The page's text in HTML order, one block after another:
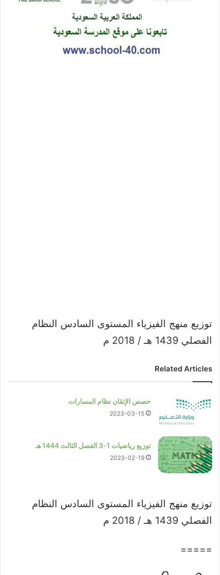
توزيع منهج الفيزياء المستوى السادس النظام
الفصلي 1439 هـ / 2018 م
Related Articles
حصص الإتقان نظام المسارات
2023-03-15
توزيع رياضيات 1-3 الفصل الثالث 1444 هـ
2023-02-19
توزيع منهج الفيزياء المستوى السادس النظام
الفصلي 1439 هـ / 2018 م
=====